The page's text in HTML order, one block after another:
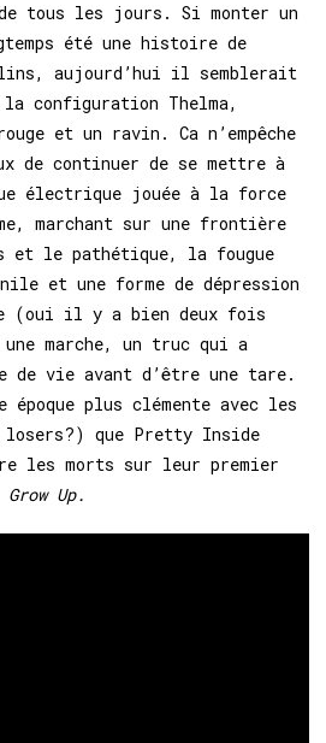
tous les jours. Si monter un
été une histoire de
aujourd’hui il semblerait
configuration Thelma,
et un ravin. Ca n’empêche
de continuer de se mettre à
électrique jouée à la force
marchant sur une frontière
et le pathétique, la fougue
et une forme de dépression
(oui il y a bien deux fois
marche, un truc qui a
de vie avant d’être une tare.
époque plus clémente avec les
que Pretty Inside
les morts sur leur premier
Grow Up.